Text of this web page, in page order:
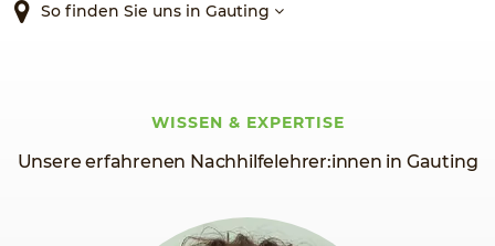
So finden Sie uns in Gauting
Unsere erfahrenen Nachhilfelehrer:innen in Gauting
WISSEN & EXPERTISE